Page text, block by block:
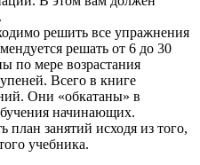
решить все упражнения
решать от 6 до 30
по мере возрастания
Всего в книге
Они «обкатаны» в
начинающих.
план занятий исходя из того,
учебника.